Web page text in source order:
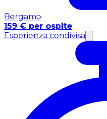
Bergamo
159 € per ospite
Esperienza condivisa